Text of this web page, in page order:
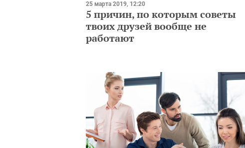
25 марта 2019, 12:20
5 причин, по которым советы
твоих друзей вообще не
работают